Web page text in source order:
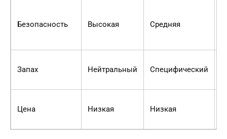
Безопасность Высокая Средняя
Запах Нейтральный Специфический
Цена Низкая Низкая